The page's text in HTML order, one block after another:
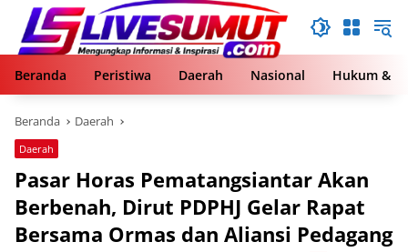
Langsung
konten
Beranda
Peristiwa Daerah Nasional Hukum &
Beranda Daerah
Daerah
Pasar Horas Pematangsiantar Akan
Berbenah, Dirut PDPHJ Gelar Rapat
Bersama Ormas dan Aliansi Pedagang